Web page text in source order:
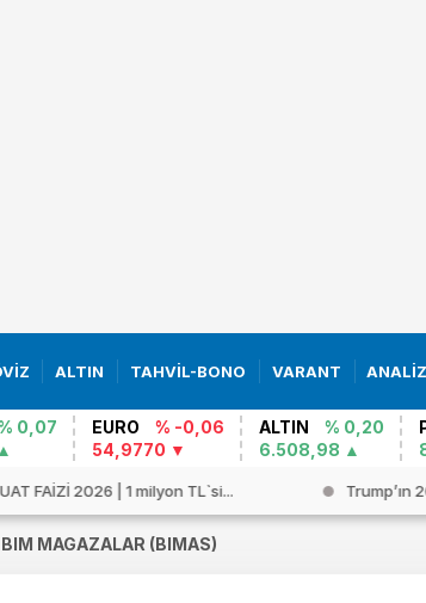
ALTIN TAHVİL-BONO VARANT ANALİZ
0,07
EURO
% -0,06
54,9770
ALTIN
% 0,20
6.508,98
FAİZİ 2026 | 1 milyon TL`si... Trump’ın
BIM MAGAZALAR (BIMAS)